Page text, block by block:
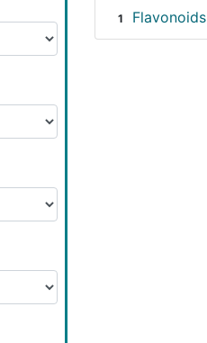
1 Flavonoids